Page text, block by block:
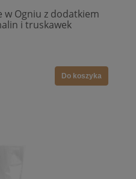
w Ogniu z dodatkiem
i truskawek
Do koszyka